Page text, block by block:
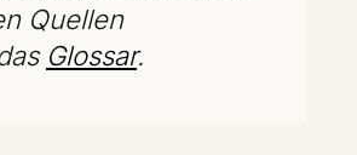
Quellen
Glossar.